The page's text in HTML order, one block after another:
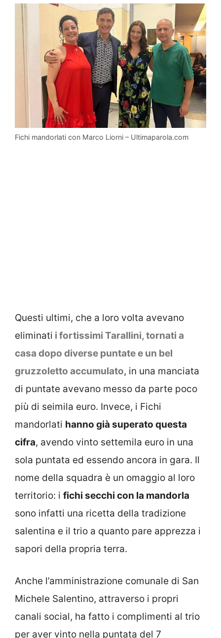
Fichi mandorlati con Marco Liorni – Ultimaparola.com
Questi ultimi, che a loro volta avevano
eliminati i fortissimi Tarallini, tornati a
casa dopo diverse puntate e un bel
gruzzoletto accumulato, in una manciata
di puntate avevano messo da parte poco
più di seimila euro. Invece, i Fichi
mandorlati hanno già superato questa
cifra, avendo vinto settemila euro in una
sola puntata ed essendo ancora in gara. Il
nome della squadra è un omaggio al loro
territorio: i fichi secchi con la mandorla
sono infatti una ricetta della tradizione
salentina e il trio a quanto pare apprezza i
sapori della propria terra.
Anche l’amministrazione comunale di San
Michele Salentino, attraverso i propri
canali social, ha fatto i complimenti al trio
per aver vinto nella puntata del 7